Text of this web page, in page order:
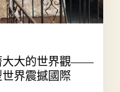
大大的世界觀——
界震撼國際